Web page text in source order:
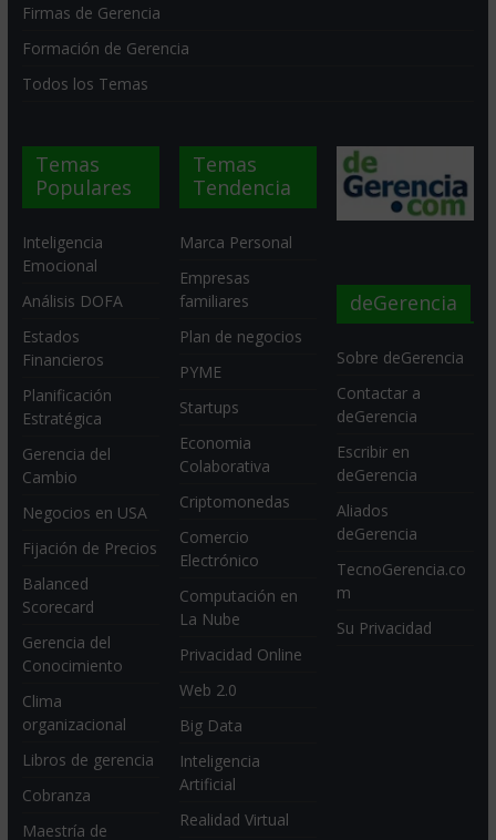
Firmas de Gerencia
Formación de Gerencia
Todos los Temas
Temas
Populares
Inteligencia
Emocional
Análisis DOFA
Estados
Financieros
Planificación
Estratégica
Gerencia del
Cambio
Negocios en USA
Fijación de Precios
Balanced
Scorecard
Gerencia del
Conocimiento
Clima
organizacional
Libros de gerencia
Cobranza
Maestría de
Temas
Tendencia
Marca Personal
Empresas
familiares
Plan de negocios
PYME
Startups
Economia
Colaborativa
Criptomonedas
Comercio
Electrónico
Computación en
La Nube
Privacidad Online
Web 2.0
Big Data
Inteligencia
Artificial
Realidad Virtual
deGerencia
Sobre deGerencia
Contactar a
deGerencia
Escribir en
deGerencia
Aliados
deGerencia
TecnoGerencia.co
m
Su Privacidad